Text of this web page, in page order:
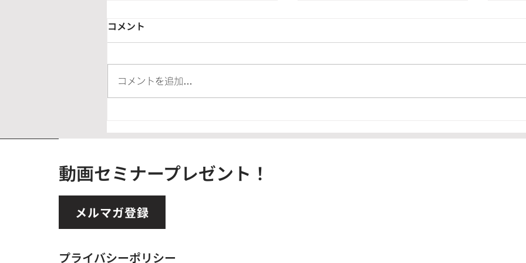
生変わった」とは言いません
らない理由
て
コメント
コメントを追加…
動画セミナープレゼント！
メルマガ登録
プライバシーポリシー